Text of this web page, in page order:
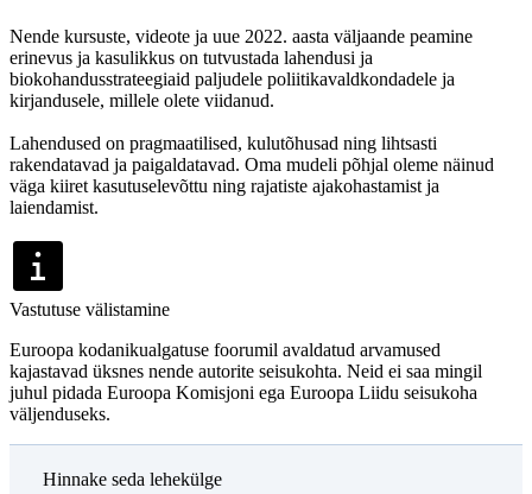
Nende kursuste, videote ja uue 2022. aasta väljaande peamine
erinevus ja kasulikkus on tutvustada lahendusi ja
biokohandusstrateegiaid paljudele poliitikavaldkondadele ja
kirjandusele, millele olete viidanud.
Lahendused on pragmaatilised, kulutõhusad ning lihtsasti
rakendatavad ja paigaldatavad. Oma mudeli põhjal oleme näinud
väga kiiret kasutuselevõttu ning rajatiste ajakohastamist ja
laiendamist.
Vastutuse välistamine
Euroopa kodanikualgatuse foorumil avaldatud arvamused
kajastavad üksnes nende autorite seisukohta. Neid ei saa mingil
juhul pidada Euroopa Komisjoni ega Euroopa Liidu seisukoha
väljenduseks.
Hinnake seda lehekülge